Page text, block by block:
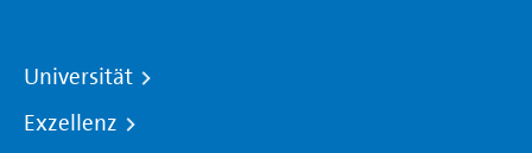
Universität
Exzellenz